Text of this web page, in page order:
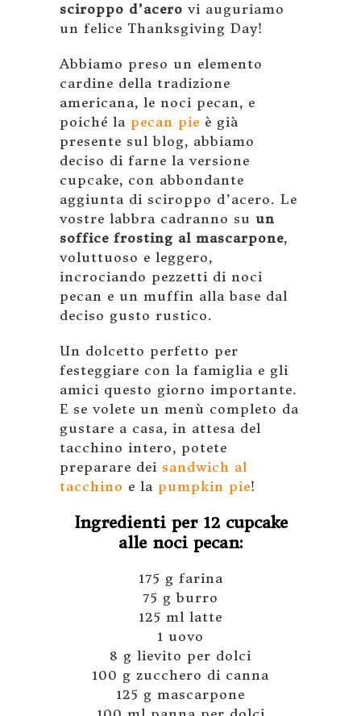
sciroppo d’acero vi auguriamo
un felice Thanksgiving Day!
Abbiamo preso un elemento
cardine della tradizione
americana, le noci pecan, e
poiché la pecan pie è già
presente sul blog, abbiamo
deciso di farne la versione
cupcake, con abbondante
aggiunta di sciroppo d’acero. Le
vostre labbra cadranno su un
soffice frosting al mascarpone,
voluttuoso e leggero,
incrociando pezzetti di noci
pecan e un muffin alla base dal
deciso gusto rustico.
Un dolcetto perfetto per
festeggiare con la famiglia e gli
amici questo giorno importante.
E se volete un menù completo da
gustare a casa, in attesa del
tacchino intero, potete
preparare dei sandwich al
tacchino e la pumpkin pie!
Ingredienti per 12 cupcake
alle noci pecan:
175 g farina
75 g burro
125 ml latte
1 uovo
8 g lievito per dolci
100 g zucchero di canna
125 g mascarpone